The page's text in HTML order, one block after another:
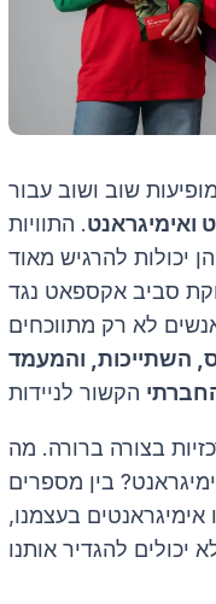
שוב ושוב עבור
. התוויות
יכולות להרגיש מאוד
סביב אקספאט נגד
לא רק מתווכחים
השתייכות, והמעמד
בצורה ברורה. מה
בין מספרים
בעצמנו,